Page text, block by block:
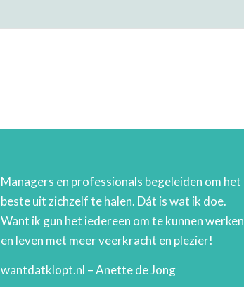
Managers en professionals begeleiden om het
beste uit zichzelf te halen. Dát is wat ik doe.
Want ik gun het iedereen om te kunnen werken
en leven met meer veerkracht en plezier!
wantdatklopt.nl – Anette de Jong